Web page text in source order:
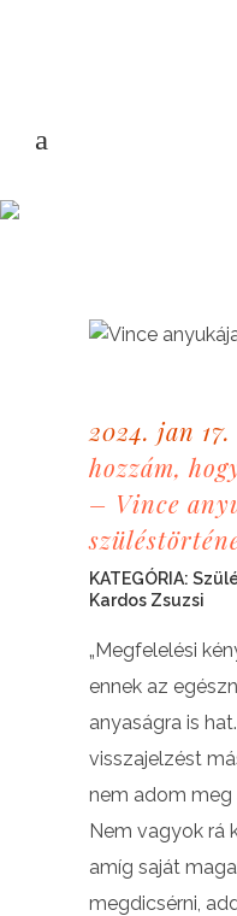
2024. jan 17.
hozzám,
– Vince
KATEGÓRIA:
Kardos Zsuzsi
„Megfelelési
ennek az
anyaságra is
visszajelzést
nem adom meg
Nem vagyok rá
amíg saját
megdicsérni,